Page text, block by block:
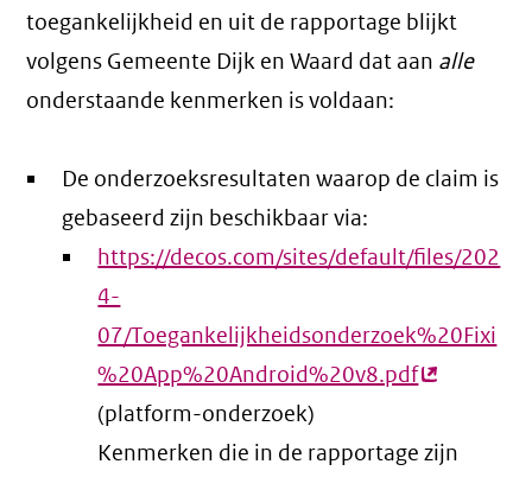
toegankelijkheid en uit de rapportage blijkt
volgens Gemeente Dijk en Waard dat aan alle
onderstaande kenmerken is voldaan:
De onderzoeksresultaten waarop de claim is
gebaseerd zijn beschikbaar via:
https://decos.com/sites/default/files/202
4-
07/Toegankelijkheidsonderzoek%20Fixi
%20App%20Android%20v8.pdf(externe
(platform-onderzoek)
Kenmerken die in de rapportage zijn